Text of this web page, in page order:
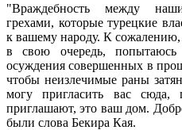
"Враждебность между
грехами, которые турецкие
к вашему народу. К сожалению,
в свою очередь,
осуждения совершенных в
чтобы неизлечимые раны
могу пригласить вас
приглашают, это ваш дом.
были слова Бекира Кая.